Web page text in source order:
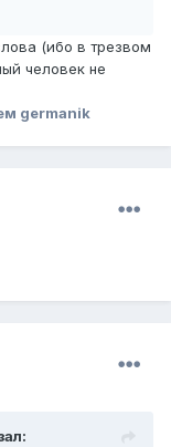
(ибо в трезвом
человек не
germanik